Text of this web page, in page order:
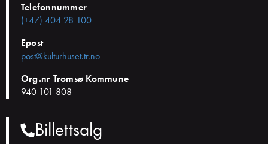
Telefonnummer
(+47) 404 28 100
Epost
post@kulturhuset.tr.no
Org.nr Tromsø Kommune
940 101 808
Billettsalg